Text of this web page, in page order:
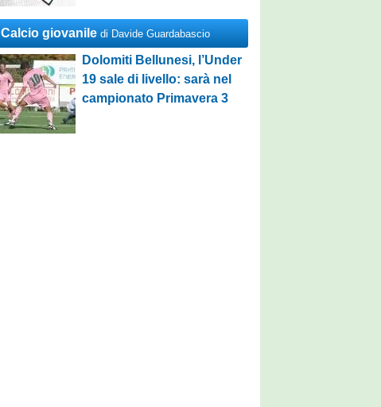
Calcio giovanile di Davide Guardabascio
Dolomiti Bellunesi, l’Under
19 sale di livello: sarà nel
campionato Primavera 3